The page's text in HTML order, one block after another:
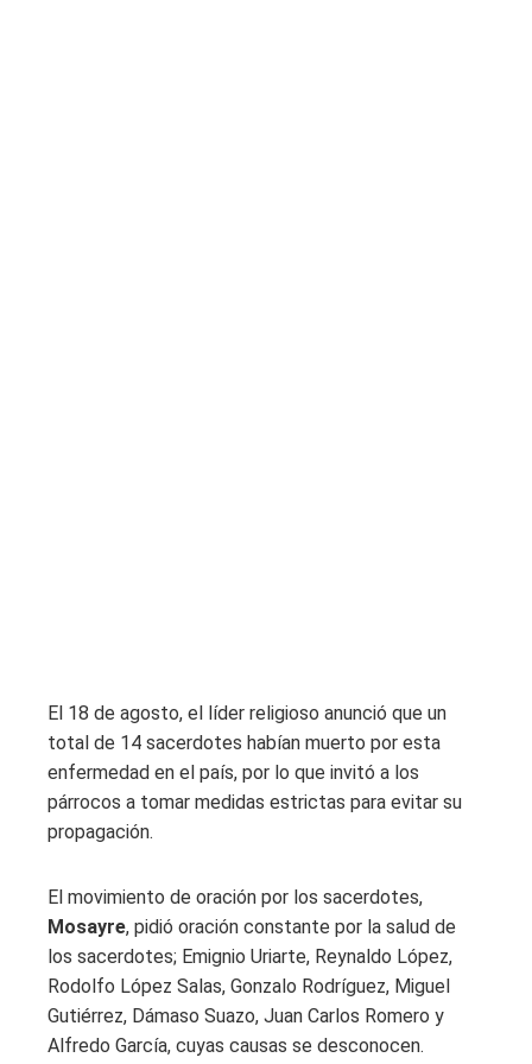
El 18 de agosto, el líder religioso anunció que un
total de 14 sacerdotes habían muerto por esta
enfermedad en el país, por lo que invitó a los
párrocos a tomar medidas estrictas para evitar su
propagación.
El movimiento de oración por los sacerdotes,
Mosayre, pidió oración constante por la salud de
los sacerdotes; Emignio Uriarte, Reynaldo López,
Rodolfo López Salas, Gonzalo Rodríguez, Miguel
Gutiérrez, Dámaso Suazo, Juan Carlos Romero y
Alfredo García, cuyas causas se desconocen.